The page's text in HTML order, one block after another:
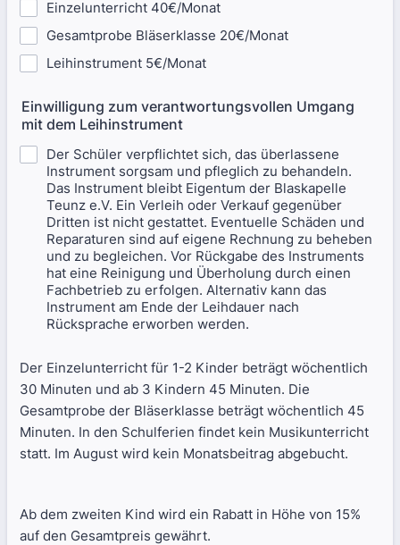
Einzelunterricht 40€/Monat
Gesamtprobe Bläserklasse 20€/Monat
Leihinstrument 5€/Monat
Einwilligung zum verantwortungsvollen Umgang
mit dem Leihinstrument
Der Schüler verpflichtet sich, das überlassene
Instrument sorgsam und pfleglich zu behandeln.
Das Instrument bleibt Eigentum der Blaskapelle
Teunz e.V. Ein Verleih oder Verkauf gegenüber
Dritten ist nicht gestattet. Eventuelle Schäden und
Reparaturen sind auf eigene Rechnung zu beheben
und zu begleichen. Vor Rückgabe des Instruments
hat eine Reinigung und Überholung durch einen
Fachbetrieb zu erfolgen. Alternativ kann das
Instrument am Ende der Leihdauer nach
Rücksprache erworben werden.
Der Einzelunterricht für 1-2 Kinder beträgt wöchentlich
30 Minuten und ab 3 Kindern 45 Minuten. Die
Gesamtprobe der Bläserklasse beträgt wöchentlich 45
Minuten. In den Schulferien findet kein Musikunterricht
statt. Im August wird kein Monatsbeitrag abgebucht.
Ab dem zweiten Kind wird ein Rabatt in Höhe von 15%
auf den Gesamtpreis gewährt.